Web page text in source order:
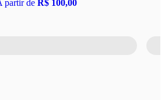
partir de R$ 100,00